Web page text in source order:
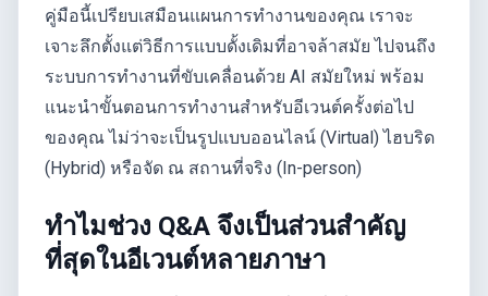
คู่มือนี้เปรียบเสมือนแผนการทำงานของคุณ เราจะ
เจาะลึกตั้งแต่วิธีการแบบดั้งเดิมที่อาจล้าสมัย ไปจนถึง
ระบบการทำงานที่ขับเคลื่อนด้วย AI สมัยใหม่ พร้อม
แนะนำขั้นตอนการทำงานสำหรับอีเวนต์ครั้งต่อไป
ของคุณ ไม่ว่าจะเป็นรูปแบบออนไลน์ (Virtual) ไฮบริด
(Hybrid) หรือจัด ณ สถานที่จริง (In-person)
ทำไมช่วง Q&A จึงเป็นส่วนสำคัญ
ที่สุดในอีเวนต์หลายภาษา